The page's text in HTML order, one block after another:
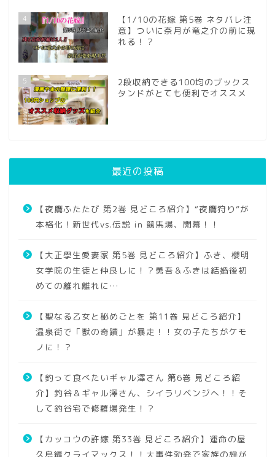
4
【1/10の花嫁 第5巻 ネタバレ注
意】ついに奈月が竜之介の前に現
れる！？
5
2段収納できる100均のブックス
タンドがとても便利でオススメ
最近の投稿
【夜鷹ふたたび 第2巻 見どころ紹介】“夜鷹狩り”が
本格化！新世代vs.伝説 in 競馬場、開幕！！
【大正學生愛妻家 第5巻 見どころ紹介】ふき、櫻明
女学院の生徒と仲良しに！？勇吾＆ふきは結婚後初
めての離れ離れに…
【聖なる乙女と秘めごとを 第11巻 見どころ紹介】
温泉街で「獣の奇蹟」が暴走！！女の子たちがケモ
ノに！？
【釣って食べたいギャル澤さん 第6巻 見どころ紹
介】釣谷＆ギャル澤さん、シイラリベンジへ！！そ
して釣谷宅で修羅場発生！？
【カッコウの許嫁 第33巻 見どころ紹介】運命の屋
久島編クライマックス！！大事件勃発で家族の絆が